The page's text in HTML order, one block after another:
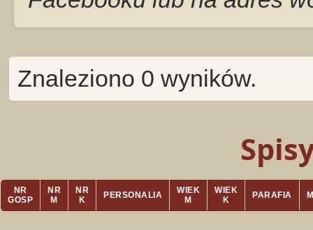
Znaleziono 0 wyników.
NR
GOSP
NR
M
NR
K
PERSONALIA
WIEK
M
WIEK
K
PARAFIA